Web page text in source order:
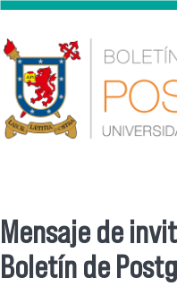
Pasar al contenido
Se encuentra
Mensaje de
Boletín de